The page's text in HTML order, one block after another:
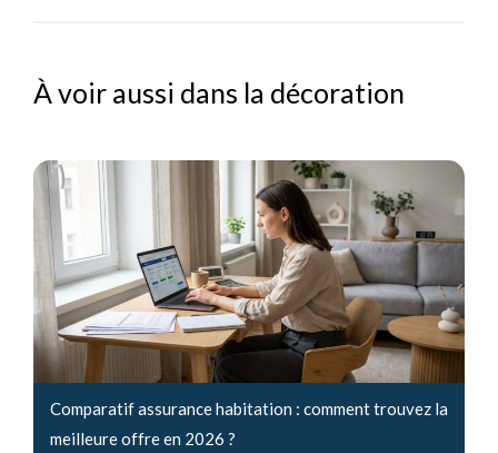
À voir aussi dans la décoration
Comparatif assurance habitation : comment trouvez la
meilleure offre en 2026 ?